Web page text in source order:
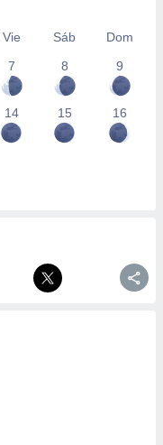
Vie Sáb
Dom
7 8 9
14 15 16